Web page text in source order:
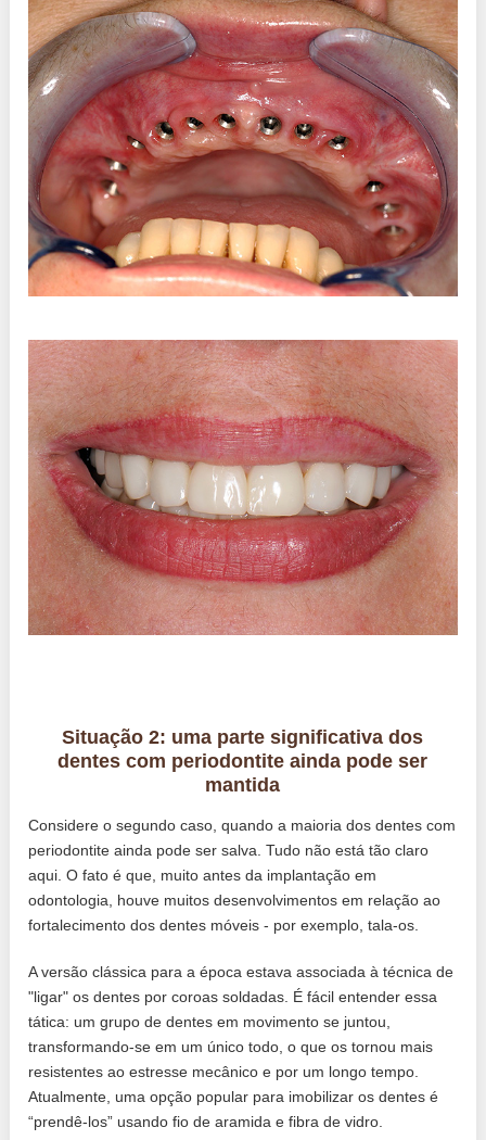
Situação 2: uma parte significativa dos
dentes com periodontite ainda pode ser
mantida
Considere o segundo caso, quando a maioria dos dentes com
periodontite ainda pode ser salva. Tudo não está tão claro
aqui. O fato é que, muito antes da implantação em
odontologia, houve muitos desenvolvimentos em relação ao
fortalecimento dos dentes móveis - por exemplo, tala-os.
A versão clássica para a época estava associada à técnica de
"ligar" os dentes por coroas soldadas. É fácil entender essa
tática: um grupo de dentes em movimento se juntou,
transformando-se em um único todo, o que os tornou mais
resistentes ao estresse mecânico e por um longo tempo.
Atualmente, uma opção popular para imobilizar os dentes é
“prendê-los” usando fio de aramida e fibra de vidro.